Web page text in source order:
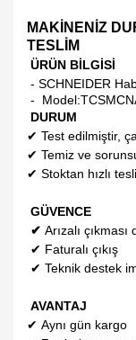
MAKİNENİZ
TESLİM
ÜRÜN BİLGİSİ
- SCHNEIDER
- Model:
DURUM
✔ Test edilmiştir,
✔ Temiz ve
✔ Stoktan hızlı
GÜVENCE
✔ Arızalı
✔ Faturalı çıkış
✔ Teknik destek
AVANTAJ
✔ Aynı gün kargo